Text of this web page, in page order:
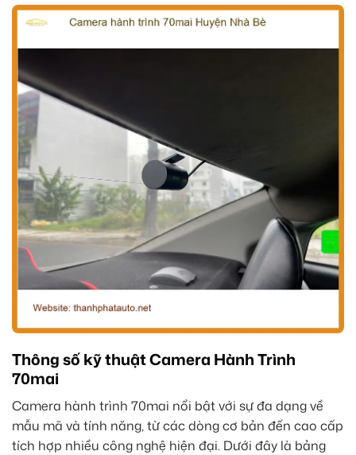
Thông số kỹ thuật Camera Hành Trình
70mai
Camera hành trình 70mai nổi bật với sự đa dạng về
mẫu mã và tính năng, từ các dòng cơ bản đến cao cấp
tích hợp nhiều công nghệ hiện đại. Dưới đây là bảng